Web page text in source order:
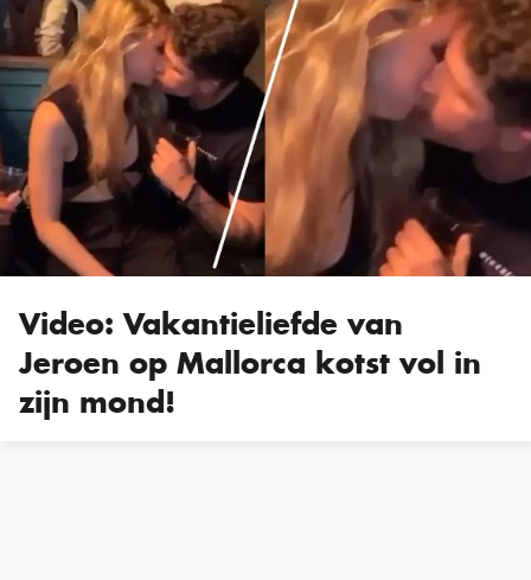
Video: Vakantieliefde van
Jeroen op Mallorca kotst vol in
zijn mond!